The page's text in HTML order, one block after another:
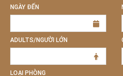
NGÀY ĐẾN
ADULTS/NGƯỜI LỚN
LOẠI PHÒNG